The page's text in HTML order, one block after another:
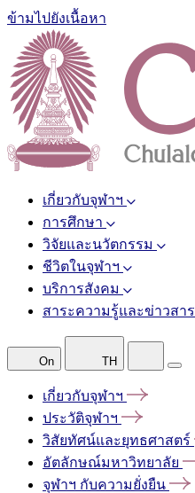
ข้ามไปยังเนื้อหา
เกี่ยวกับจุฬาฯ
การศึกษา
วิจัยและนวัตกรรม
ชีวิตในจุฬาฯ
บริการสังคม
สาระความรู้และข่าวสาร
On TH
เกี่ยวกับจุฬาฯ
ประวัติจุฬาฯ
วิสัยทัศน์และยุทธศาสตร์
อัตลักษณ์มหาวิทยาลัย
จุฬาฯ กับความยั่งยืน